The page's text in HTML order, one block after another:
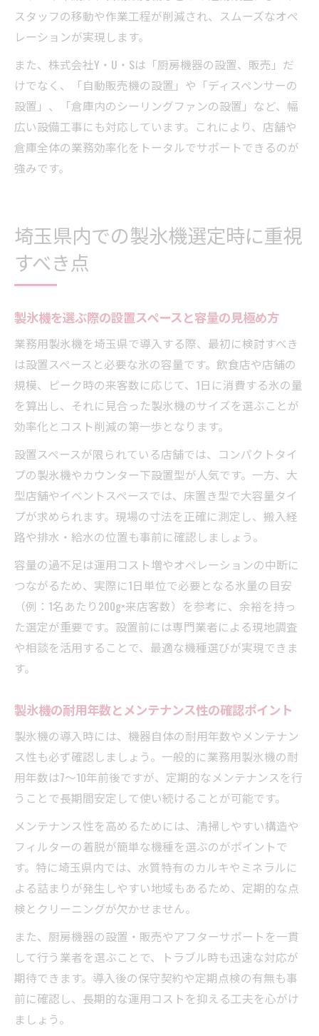
スタッフの移動や作業工程が削減され、スムーズなオペ
レーションが実現します。
また、株式会社Y・U・Sは「厨房機器の設置、販売」だ
けでなく、「自動販売機の設置」や「ディスペンサーの
設置」、「倉庫内のシーリングファンの設置」など、幅
広い設備工事にも対応しています。これにより、店舗や
倉庫全体の業務効率化をトータルでサポートできるのが
強みです。
埼玉県内での製氷機選定時に重視
すべき点
製氷機を選ぶ際の設置スペースと容量の見極め方
業務用製氷機を埼玉県で導入する際、最初に検討すべき
は設置スペースと必要な氷の容量です。飲食店や店舗の
規模、ピーク時の来客数に応じて、1日に消費する氷の量
を算出し、それに見合った製氷機のサイズを選ぶことが
効率化とコスト削減の第一歩となります。
設置スペースが限られている店舗では、コンパクトタイ
プの製氷機やカウンター下設置型が人気です。一方、大
型店舗やイベントスペースでは、床置き型で大容量タイ
プが求められます。現場の寸法を正確に測定し、搬入経
路や排水・給水の位置も事前に確認しましょう。
容量の過不足は運用コスト増やオペレーションの中断に
つながるため、実際に1日単位で必要となる氷量の目安
（例：1名あたり200g×来店客数）を参考に、余裕を持っ
た選定が重要です。設置前には専門業者による現地調査
や相談を活用することで、最適な機種選びが実現できま
す。
製氷機の耐用年数とメンテナンス性の確認ポイント
製氷機の導入時には、機器自体の耐用年数やメンテナン
ス性も必ず確認しましょう。一般的に業務用製氷機の耐
用年数は7〜10年前後ですが、定期的なメンテナンスを行
うことで長期間安定して使い続けることが可能です。
メンテナンス性を高めるためには、清掃しやすい構造や
フィルターの着脱が簡単な機種を選ぶのがポイントで
す。特に埼玉県内では、水質特有のカルキやミネラルに
よる詰まりが発生しやすい地域もあるため、定期的な点
検とクリーニングが欠かせません。
また、厨房機器の設置・販売やアフターサポートを一貫
して行う業者を選ぶことで、トラブル時も迅速な対応が
期待できます。導入後の保守契約や定期点検の有無も事
前に確認し、長期的な運用コストを抑える工夫を心がけ
ましょう。